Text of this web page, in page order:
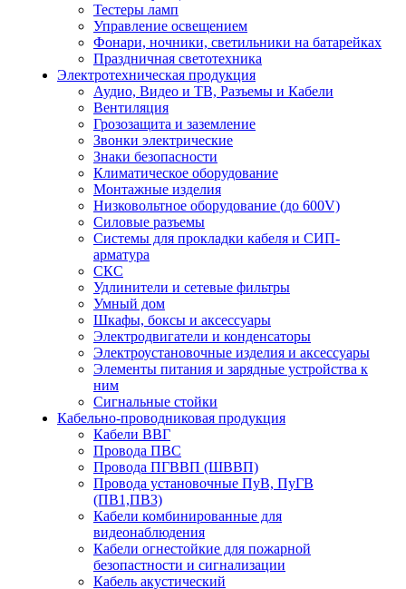
Тестеры ламп
Управление освещением
Фонари, ночники, светильники на батарейках
Праздничная светотехника
Электротехническая продукция
Аудио, Видео и ТВ, Разъемы и Кабели
Вентиляция
Грозозащита и заземление
Звонки электрические
Знаки безопасности
Климатическое оборудование
Монтажные изделия
Низковольтное оборудование (до 600V)
Силовые разъемы
Системы для прокладки кабеля и СИП-
арматура
СКС
Удлинители и сетевые фильтры
Умный дом
Шкафы, боксы и аксессуары
Электродвигатели и конденсаторы
Электроустановочные изделия и аксессуары
Элементы питания и зарядные устройства к
ним
Сигнальные стойки
Кабельно-проводниковая продукция
Кабели ВВГ
Провода ПВС
Провода ПГВВП (ШВВП)
Провода установочные ПуВ, ПуГВ
(ПВ1,ПВ3)
Кабели комбинированные для
видеонаблюдения
Кабели огнестойкие для пожарной
безопастности и сигнализации
Кабель акустический